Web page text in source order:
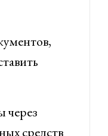
через
средств